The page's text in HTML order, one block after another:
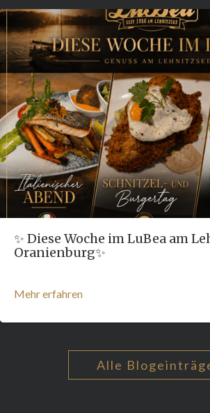
✨ Diese Woche im LuBea am
Oranienburg✨
Mehr erfahren
Alle